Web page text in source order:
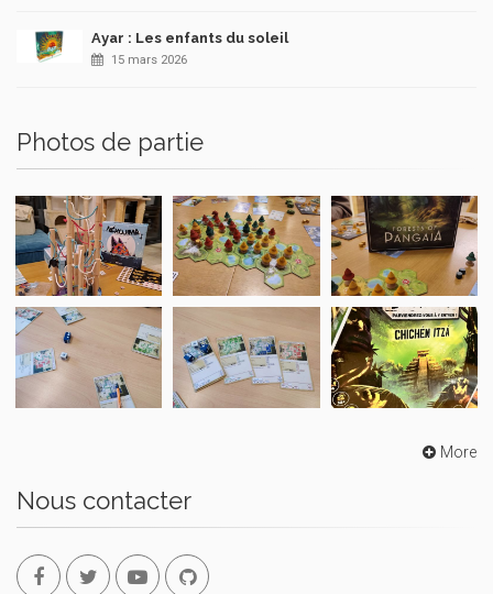
Ayar : Les enfants du soleil
15 mars 2026
Photos de partie
More
Nous contacter